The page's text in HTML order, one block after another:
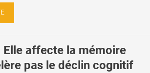
Elle affecte la mémoire
pas le déclin cognitif